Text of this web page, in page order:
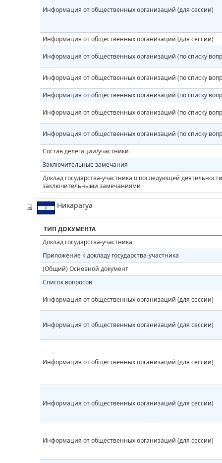
Информация от общественных организаций (для сессии)
Информация от общественных организаций (для сессии)
Информация от общественных организаций (по списку
Информация от общественных организаций (по списку
Информация от общественных организаций (по списку
Информация от общественных организаций (по списку
Информация от общественных организаций (по списку
Состав делегации/участники
Заключительные замечания
Доклад государства-участника о последующей
заключительными замечаниями
Никарагуа
ТИП ДОКУМЕНТА
Доклад государства-участника
Приложение к докладу государства-участника
(Общий) Основной документ
Список вопросов
Информация от общественных организаций (для сессии)
Информация от общественных организаций (для сессии)
Информация от общественных организаций (для сессии)
Информация от общественных организаций (для сессии)
Информация от общественных организаций (для сессии)